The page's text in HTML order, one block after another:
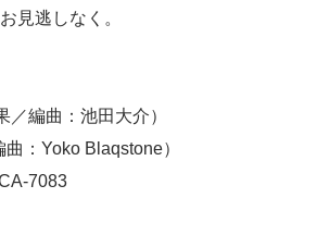
見逃しなく。
／編曲：池田大介）
曲：Yoko Blaqstone）
7083